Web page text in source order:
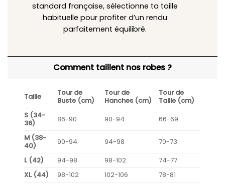
standard française, sélectionne ta taille
habituelle pour profiter d’un rendu
parfaitement équilibré.
Comment taillent nos robes ?
Taille
Tour de
Buste (cm)
Tour de
Hanches (cm)
Tour de
Taille (cm)
S (34-
36)
86-90 90-94
66-69
M (38-
40)
90-94 94-98
70-73
L (42)
94-98 98-102
74-77
XL (44)
98-102 102-106
78-81